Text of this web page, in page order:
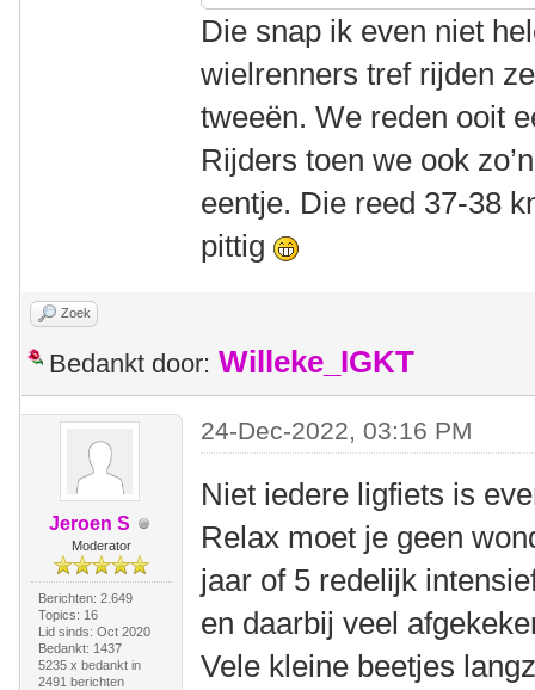
Die snap ik even niet
wielrenners tref rijden
tweeën. We reden ooit
Rijders toen we ook
eentje. Die reed 37-38
pittig
Zoek
Bedankt door: Willeke_IGKT
Jeroen S
Moderator
Berichten: 2.649
Topics: 16
Lid sinds: Oct 2020
Bedankt: 1437
5235 x bedankt in
2491 berichten
24-Dec-2022, 03:16 PM
Niet iedere ligfiets is
Relax moet je geen
jaar of 5 redelijk
en daarbij veel
Vele kleine beetjes